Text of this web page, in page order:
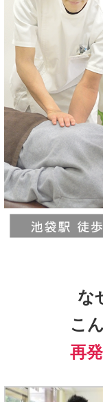
な
こ
再